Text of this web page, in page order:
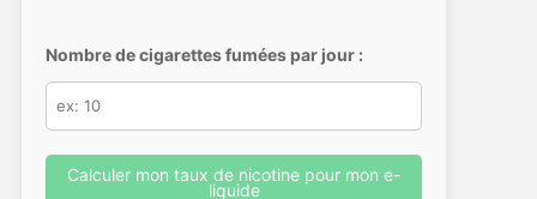
Nombre de cigarettes fumées par jour :
Calculer mon taux de nicotine pour mon e-
liquide